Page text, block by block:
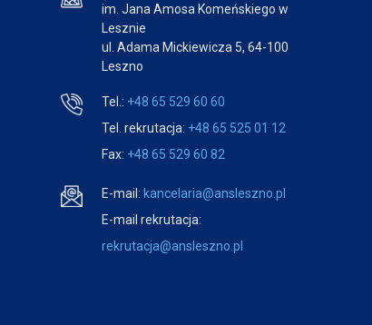
im. Jana Amosa Komeńskiego w
Lesznie
ul. Adama Mickiewicza 5, 64-100
Leszno
Tel.: +48 65 529 60 60
Tel. rekrutacja: +48 65 525 01 12
Fax: +48 65 529 60 82
E-mail: kancelaria@ansleszno.pl
E-mail rekrutacja:
rekrutacja@ansleszno.pl